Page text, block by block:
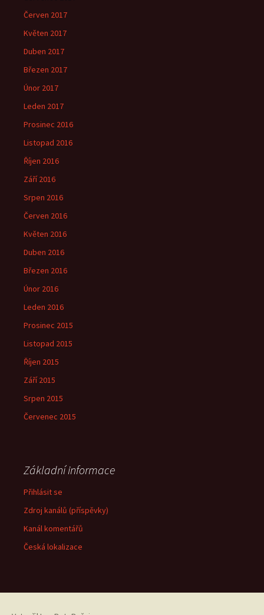
Červen 2017
Květen 2017
Duben 2017
Březen 2017
Únor 2017
Leden 2017
Prosinec 2016
Listopad 2016
Říjen 2016
Září 2016
Srpen 2016
Červen 2016
Květen 2016
Duben 2016
Březen 2016
Únor 2016
Leden 2016
Prosinec 2015
Listopad 2015
Říjen 2015
Září 2015
Srpen 2015
Červenec 2015
Základní informace
Přihlásit se
Zdroj kanálů (příspěvky)
Kanál komentářů
Česká lokalizace